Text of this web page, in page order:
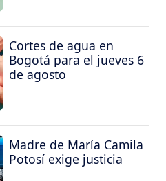
Cortes de agua en
Bogotá para el jueves 6
de agosto
Madre de María Camila
Potosí exige justicia